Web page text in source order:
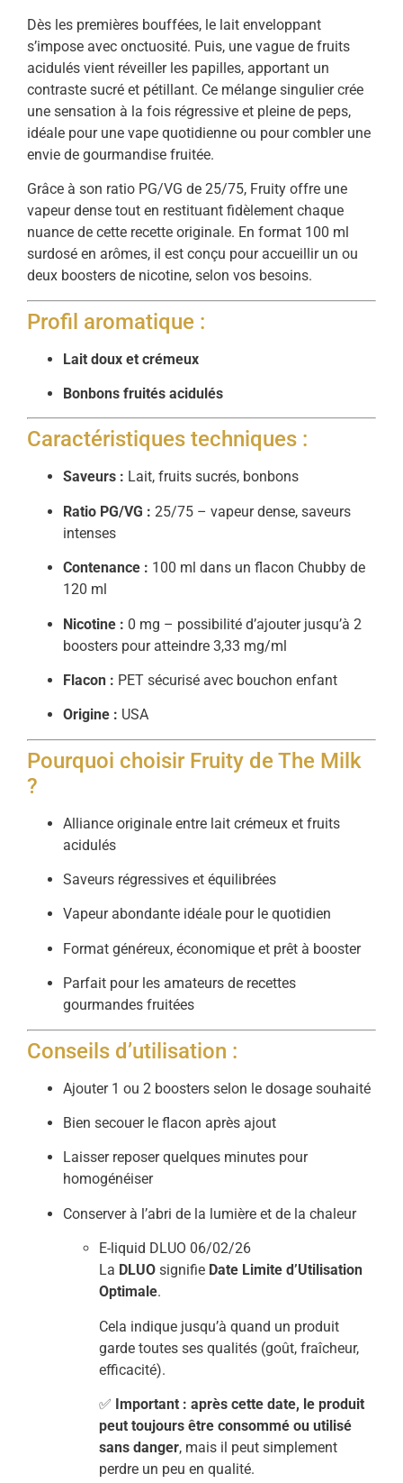
Dès les premières bouffées, le lait enveloppant
s’impose avec onctuosité. Puis, une vague de fruits
acidulés vient réveiller les papilles, apportant un
contraste sucré et pétillant. Ce mélange singulier crée
une sensation à la fois régressive et pleine de peps,
idéale pour une vape quotidienne ou pour combler une
envie de gourmandise fruitée.
Grâce à son ratio PG/VG de 25/75, Fruity offre une
vapeur dense tout en restituant fidèlement chaque
nuance de cette recette originale. En format 100 ml
surdosé en arômes, il est conçu pour accueillir un ou
deux boosters de nicotine, selon vos besoins.
Profil aromatique :
Lait doux et crémeux
Bonbons fruités acidulés
Caractéristiques techniques :
Saveurs : Lait, fruits sucrés, bonbons
Ratio PG/VG : 25/75 – vapeur dense, saveurs
intenses
Contenance : 100 ml dans un flacon Chubby de
120 ml
Nicotine : 0 mg – possibilité d’ajouter jusqu’à 2
boosters pour atteindre 3,33 mg/ml
Flacon : PET sécurisé avec bouchon enfant
Origine : USA
Pourquoi choisir Fruity de The Milk
?
Alliance originale entre lait crémeux et fruits
acidulés
Saveurs régressives et équilibrées
Vapeur abondante idéale pour le quotidien
Format généreux, économique et prêt à booster
Parfait pour les amateurs de recettes
gourmandes fruitées
Conseils d’utilisation :
Ajouter 1 ou 2 boosters selon le dosage souhaité
Bien secouer le flacon après ajout
Laisser reposer quelques minutes pour
homogénéiser
Conserver à l’abri de la lumière et de la chaleur
E-liquid DLUO 06/02/26
La DLUO signifie Date Limite d’Utilisation
Optimale.
Cela indique jusqu’à quand un produit
garde toutes ses qualités (goût, fraîcheur,
efficacité).
✅ Important : après cette date, le produit
peut toujours être consommé ou utilisé
sans danger, mais il peut simplement
perdre un peu en qualité.